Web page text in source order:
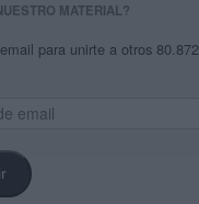
MATERIAL?
para unirte a otros 80.872